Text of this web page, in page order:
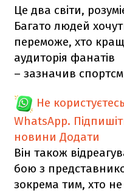
Це два світи,
Багато людей
переможе, хто
аудиторія фанатів
– зазначив
Не
WhatsApp.
новини Додати
Він також
бою з
зокрема тим, хто